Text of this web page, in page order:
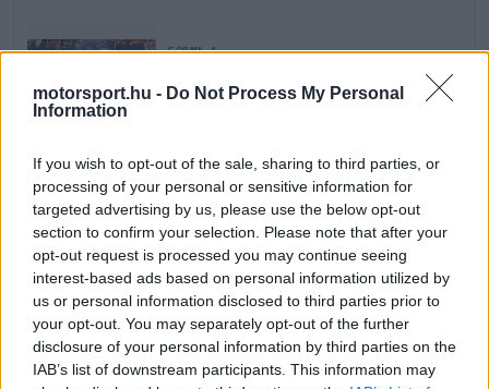
motorsport.hu - Do Not Process My Personal
Information
If you wish to opt-out of the sale, sharing to third parties, or
processing of your personal or sensitive information for
targeted advertising by us, please use the below opt-out
section to confirm your selection. Please note that after your
opt-out request is processed you may continue seeing
interest-based ads based on personal information utilized by
us or personal information disclosed to third parties prior to
your opt-out. You may separately opt-out of the further
disclosure of your personal information by third parties on the
IAB’s list of downstream participants. This information may
FORMA-1
döntött a Ferrari Sainz és Ricciardo
FORMA-1
Kockázatos ötlettel villant a
Ferrari, hamarosan mindenki ezt
másolhatja